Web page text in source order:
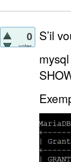
0
votes
S’il